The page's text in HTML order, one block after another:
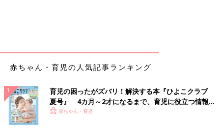
吐いたら、腸閉塞の疑いがあるので緊急で受診します。
赤ちゃんが吐いてしまう主な原因と対処
母乳・ミルクを飲んだあとに吐いたり、授乳と
関係なく吐くことがあったり･･･。赤ちゃんが
吐くと「何の病気？」と心配になりますね。嘔
赤ちゃん・育児の人気記事ランキング
育児の困ったがズバリ！解決する本『ひよこクラブ
夏号』 4カ月～2才になるまで、育児に役立つ情報が
いっぱい！
赤ちゃん・育児